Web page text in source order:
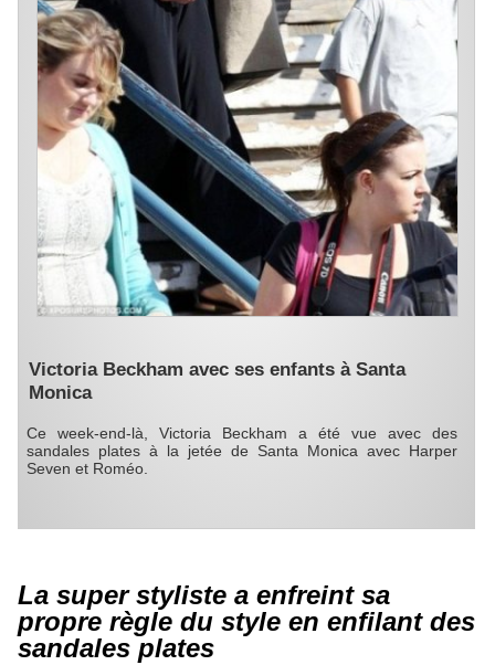
Victoria Beckham avec ses enfants à Santa
Monica
Ce week-end-là, Victoria Beckham a été vue avec des
sandales plates à la jetée de Santa Monica avec Harper
Seven et Roméo.
La super styliste a enfreint sa
propre règle du style en enfilant des
sandales plates